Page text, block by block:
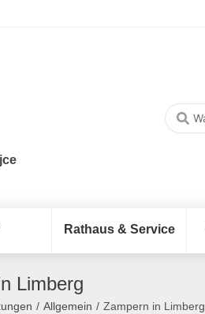
Rathaus & Service
Limberg
/ Allgemein / Zampern in Limberg